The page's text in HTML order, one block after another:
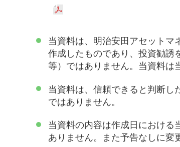
当資料は、明治安田アセットマ
作成したものであり、投資勧誘
等）ではありません。当資料は
当資料は、信頼できると判断し
ではありません。
当資料の内容は作成日における
ありません。また予告なしに変